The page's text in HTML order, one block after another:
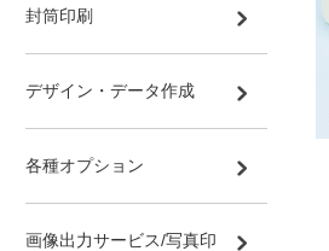
封筒印刷
デザイン・データ作成
各種オプション
画像出力サービス/写真印